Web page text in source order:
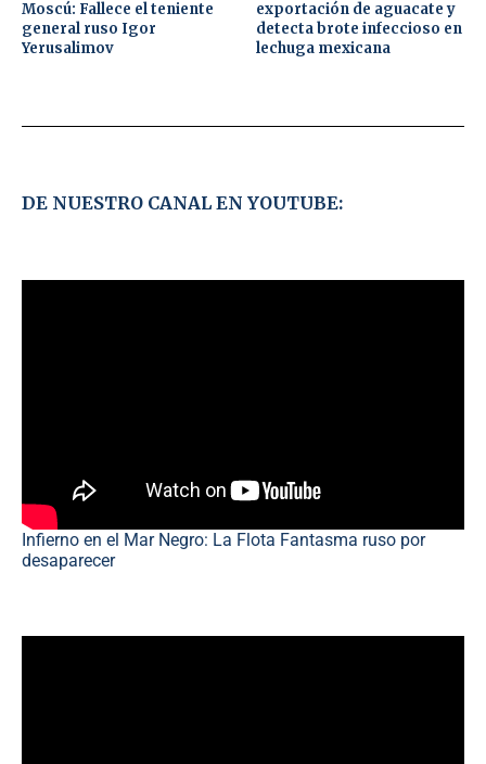
Moscú: Fallece el teniente
general ruso Igor
Yerusalimov
exportación de aguacate y
detecta brote infeccioso en
lechuga mexicana
DE NUESTRO CANAL EN YOUTUBE:
Infierno en el Mar Negro: La Flota Fantasma ruso por
desaparecer